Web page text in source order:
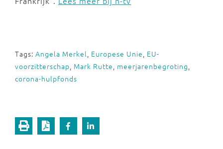
Tags: Angela Merkel, Europese Unie, EU-
voorzitterschap, Mark Rutte, meerjarenbegroting,
corona-hulpfonds